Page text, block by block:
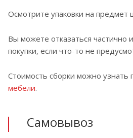
Осмотрите упаковки на предмет
Вы можете отказаться частично
покупки, если что-то не
Стоимость сборки можно узнать
мебели.
Самовывоз